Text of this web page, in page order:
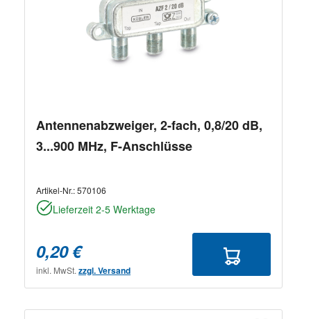
Antennenabzweiger, 2-fach, 0,8/20 dB,
3...900 MHz, F-Anschlüsse
Artikel-Nr.:570106
Lieferzeit 2-5 Werktage
0,20 €
inkl. MwSt. zzgl. Versand